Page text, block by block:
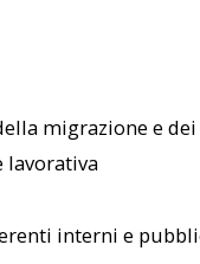
migrazione e
lavorativa
interni e